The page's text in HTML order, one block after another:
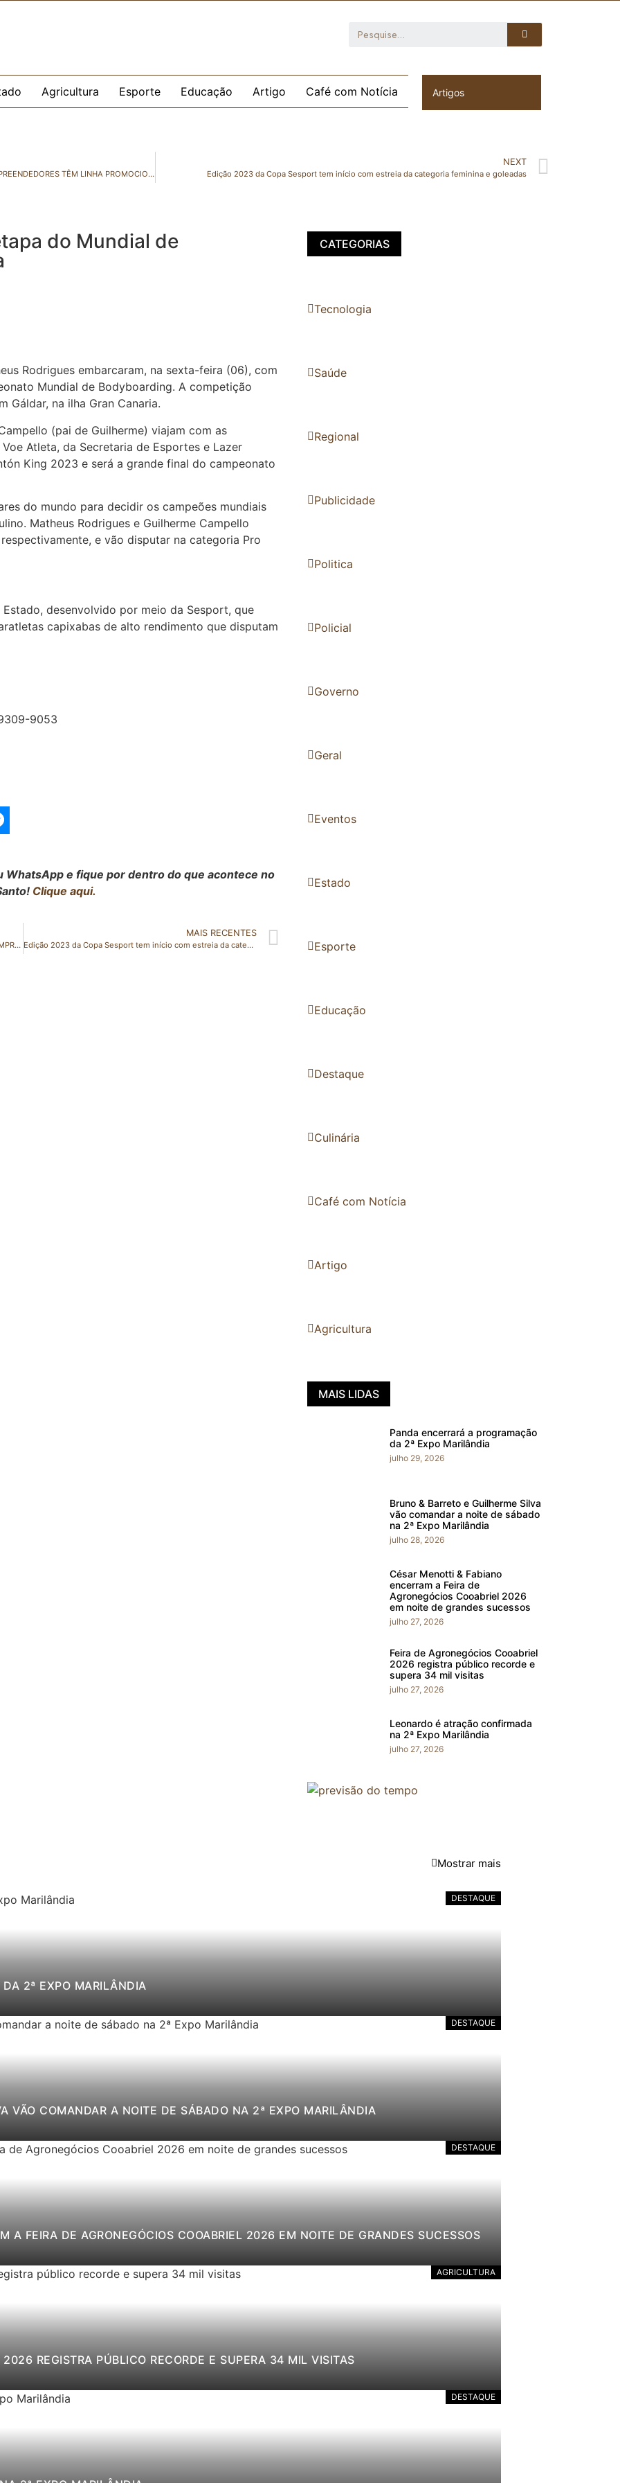
Agricultura Esporte Educação Artigo Café com Notícia Artigos
SALA DO EMPREENDEDOR DE SÃO MATEUS: JOVENS EMPREENDEDORES TÊM LINHA PROMOCIONAL DE CRÉDITO DE ATÉ R$ 5 MIL
NEXT
Edição 2023 da Copa Sesport tem início com estreia da categoria feminina e goleadas
do Mundial de
Rodrigues embarcaram, na sexta-feira (06), com
Mundial de Bodyboarding. A competição
Gáldar, na ilha Gran Canaria.
(pai de Guilherme) viajam com as
Atleta, da Secretaria de Esportes e Lazer
King 2023 e será a grande final do campeonato
do mundo para decidir os campeões mundiais
Matheus Rodrigues e Guilherme Campello
e vão disputar na categoria Pro
desenvolvido por meio da Sesport, que
capixabas de alto rendimento que disputam
9053
WhatsApp e fique por dentro do que acontece no
Clique aqui.
SALA DO EMPREENDEDOR DE SÃO MATEUS: JOVENS EMPREENDEDORES TÊM LINHA PROMOCIONAL DE CRÉDITO DE ATÉ R$ 5 MIL
MAIS RECENTES
Edição 2023 da Copa Sesport tem início com estreia da categoria feminina e goleadas
CATEGORIAS
Tecnologia
Saúde
Regional
Publicidade
Politica
Policial
Governo
Geral
Eventos
Estado
Esporte
Educação
Destaque
Culinária
Café com Notícia
Artigo
Agricultura
MAIS LIDAS
Panda encerrará a programação
da 2ª Expo Marilândia
julho 29, 2026
Bruno & Barreto e Guilherme Silva
vão comandar a noite de sábado
na 2ª Expo Marilândia
julho 28, 2026
César Menotti & Fabiano
encerram a Feira de
Agronegócios Cooabriel 2026
em noite de grandes sucessos
julho 27, 2026
Feira de Agronegócios Cooabriel
2026 registra público recorde e
supera 34 mil visitas
julho 27, 2026
Leonardo é atração confirmada
na 2ª Expo Marilândia
julho 27, 2026
Mostrar mais
DESTAQUE
DA 2ª EXPO MARILÂNDIA
DESTAQUE
VÃO COMANDAR A NOITE DE SÁBADO NA 2ª EXPO MARILÂNDIA
DESTAQUE
A FEIRA DE AGRONEGÓCIOS COOABRIEL 2026 EM NOITE DE GRANDES SUCESSOS
AGRICULTURA
REGISTRA PÚBLICO RECORDE E SUPERA 34 MIL VISITAS
DESTAQUE